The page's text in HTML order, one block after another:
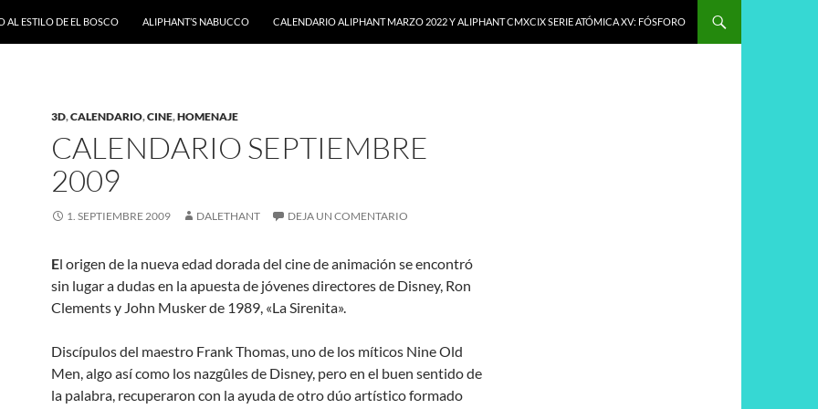
AL ESTILO DE EL BOSCO ALIPHANT’S NABUCCO CALENDARIO ALIPHANT MARZO 2022 Y ALIPHANT CMXCIX SERIE ATÓMICA XV: FÓSFORO
3D,CALENDARIO,CINE,HOMENAJE
CALENDARIO SEPTIEMBRE
2009
1. SEPTIEMBRE 2009 DALETHANT DEJA UN COMENTARIO
El origen de la nueva edad dorada del cine de animación se encontró
sin lugar a dudas en la apuesta de jóvenes directores de Disney, Ron
Clements y John Musker de 1989, «La Sirenita».
Discípulos del maestro Frank Thomas, uno de los míticos Nine Old
Men, algo así como los nazgûles de Disney, pero en el buen sentido de
la palabra, recuperaron con la ayuda de otro dúo artístico formado